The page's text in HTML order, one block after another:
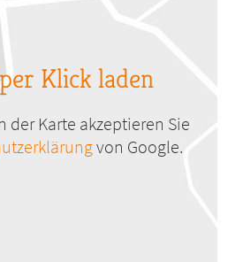
Klick laden
der Karte akzeptieren Sie
von Google.